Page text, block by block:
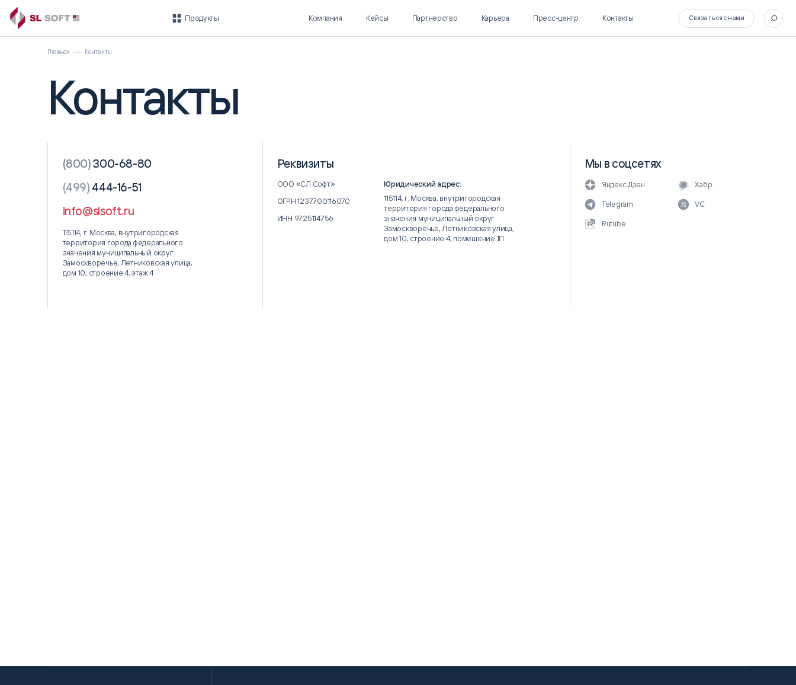
Продукты
Автоматизация
Автоматизация
технической поддержки
HCM-система БОСС
Цитрос Citeck
Компания Кейсы Партнерство Карьера Пресс-центр Контакты Связаться с нами
Главная Контакты
Контакты
(800)300-68-80
(499) 444-16-51
info@slsoft.ru
115114, г. Москва, внутригородская
территория города федерального
значения муниципальный округ
Замоскворечье, Летниковская улица,
дом 10, строение 4, этаж 4
Реквизиты
ООО «СЛ Софт»
ОГРН 1237700116070
ИНН 9725114756
Юридический адрес:
115114, г. Москва, внутригородская
территория города федерального
значения муниципальный округ
Замоскворечье, Летниковская улица,
дом 10, строение 4, помещение 1П
Мы в соцсетях
Яндекс Дзен Хабр
Telegram VC
Rutube